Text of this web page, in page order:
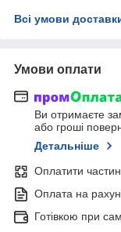
Всі умови
Умови оплати
Ви отримаєте
або гроші
Детальніше
Оплатити
Оплата на
Готівкою при